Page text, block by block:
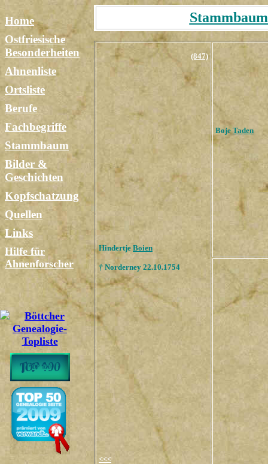
Home
Ostfriesische
Besonderheiten
Ahnenliste
Ortsliste
Berufe
Fachbegriffe
Stammbaum
Bilder &
Geschichten
Kopfschatzung
Quellen
Links
Hilfe für
Ahnenforscher
(847)
Hindertje Boien
† Norderney 22.10.1754
<<<
BojeTaden